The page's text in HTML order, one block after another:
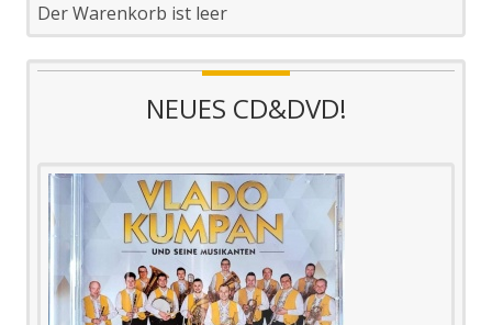
Der Warenkorb ist leer
NEUES CD&DVD!